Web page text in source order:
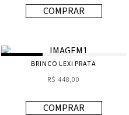
COMPRAR
BRINCO LEXI PRATA
R$ 448,00
COMPRAR